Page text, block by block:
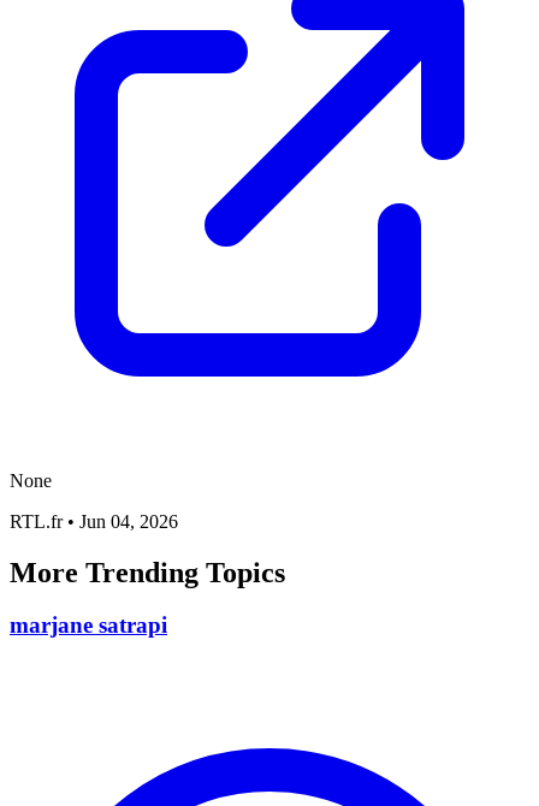
None
RTL.fr • Jun 04, 2026
More Trending Topics
marjane satrapi